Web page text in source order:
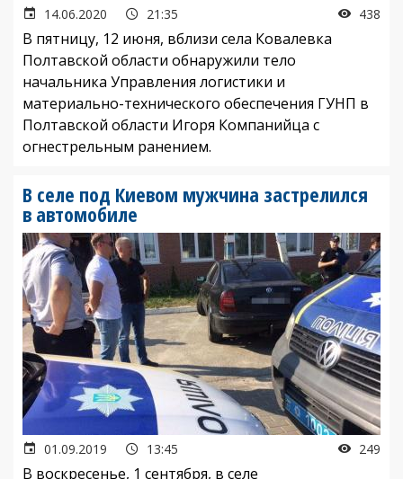
14.06.2020 21:35 438
В пятницу, 12 июня, вблизи села Ковалевка
Полтавской области обнаружили тело
начальника Управления логистики и
материально-технического обеспечения ГУНП в
Полтавской области Игоря Компанийца с
огнестрельным ранением.
В селе под Киевом мужчина застрелился
в автомобиле
01.09.2019 13:45 249
В воскресенье, 1 сентября, в селе